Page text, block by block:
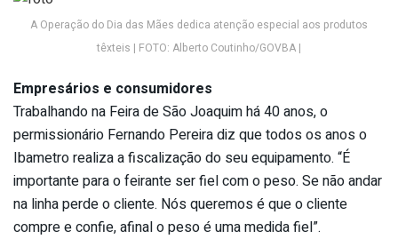
A Operação do Dia das Mães dedica atenção especial aos produtos
têxteis | FOTO: Alberto Coutinho/GOVBA |
Empresários e consumidores
Trabalhando na Feira de São Joaquim há 40 anos, o
permissionário Fernando Pereira diz que todos os anos o
Ibametro realiza a fiscalização do seu equipamento. “É
importante para o feirante ser fiel com o peso. Se não andar
na linha perde o cliente. Nós queremos é que o cliente
compre e confie, afinal o peso é uma medida fiel”.